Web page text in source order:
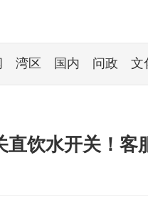
湾区 国内 问政 文
直饮水开关！客